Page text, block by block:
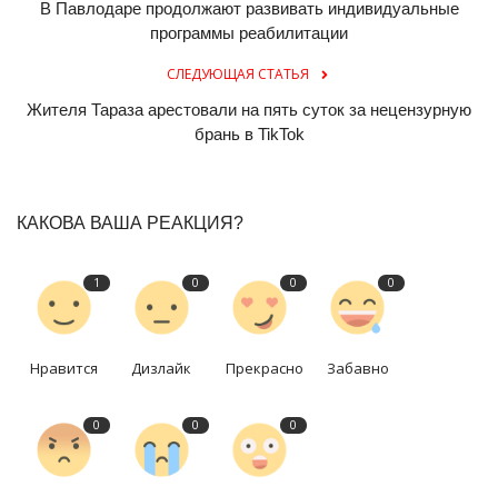
В Павлодаре продолжают развивать индивидуальные
программы реабилитации
СЛЕДУЮЩАЯ СТАТЬЯ
Жителя Тараза арестовали на пять суток за нецензурную
брань в TikTok
КАКОВА ВАША РЕАКЦИЯ?
1
Нравится
0
Дизлайк
0
Прекрасно
0
Забавно
0 0 0